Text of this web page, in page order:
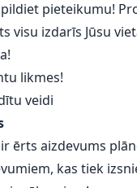
pieteikumu!
visu izdarīs Jūsu
likmes!
veidi
ērts aizdevums
kas tiek